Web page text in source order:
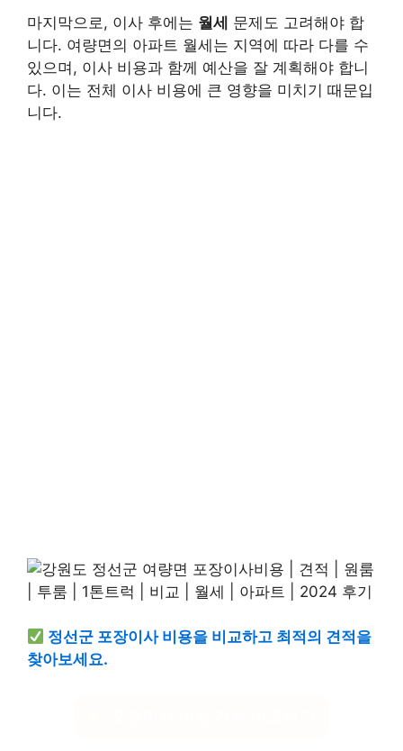
마지막으로, 이사 후에는 월세 문제도 고려해야 합
니다. 여량면의 아파트 월세는 지역에 따라 다를 수
있으며, 이사 비용과 함께 예산을 잘 계획해야 합니
다. 이는 전체 이사 비용에 큰 영향을 미치기 때문입
니다.
정선군 포장이사 비용을 비교하고 최적의 견적을
찾아보세요.